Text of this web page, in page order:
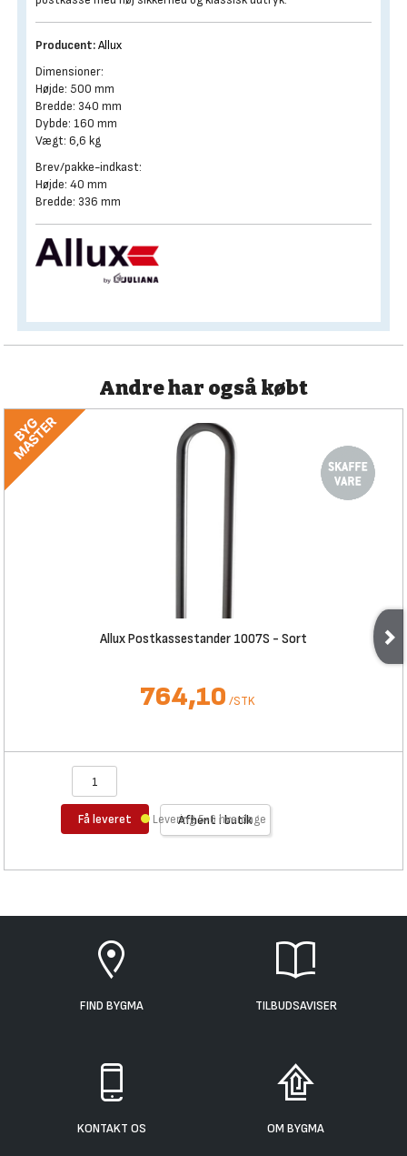
Producent:Allux
Dimensioner:
Højde: 500 mm
Bredde: 340 mm
Dybde: 160 mm
Vægt: 6,6 kg
Brev/pakke-indkast:
Højde: 40 mm
Bredde: 336 mm
Andre har også købt
Allux Postkassestander 1007S - Sort
764,10 /STK
Få leveret Afhent i butik
Levering 5-6 hverdage
FIND BYGMA TILBUDSAVISER
KONTAKT OS OM BYGMA